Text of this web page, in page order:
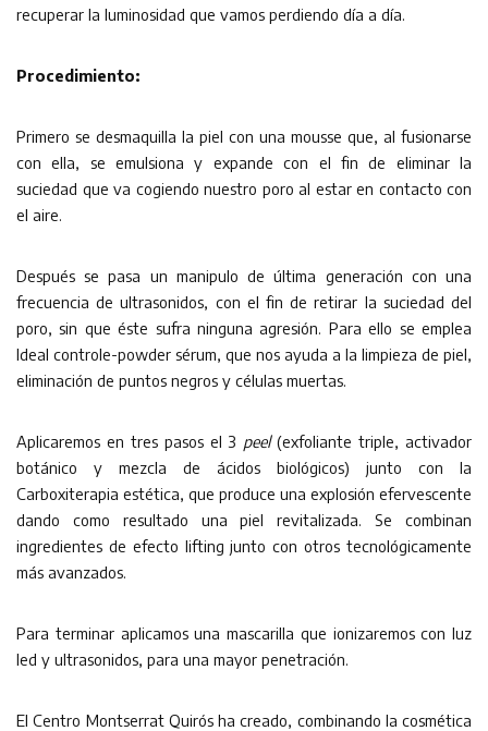
recuperar la luminosidad que vamos perdiendo día a día.
Procedimiento:
Primero se desmaquilla la piel con una mousse que, al fusionarse
con ella, se emulsiona y expande con el fin de eliminar la
suciedad que va cogiendo nuestro poro al estar en contacto con
el aire.
Después se pasa un manipulo de última generación con una
frecuencia de ultrasonidos, con el fin de retirar la suciedad del
poro, sin que éste sufra ninguna agresión. Para ello se emplea
Ideal controle-powder sérum, que nos ayuda a la limpieza de piel,
eliminación de puntos negros y células muertas.
Aplicaremos en tres pasos el 3 peel(exfoliante triple, activador
botánico y mezcla de ácidos biológicos) junto con la
Carboxiterapia estética, que produce una explosión efervescente
dando como resultado una piel revitalizada. Se combinan
ingredientes de efecto lifting junto con otros tecnológicamente
más avanzados.
Para terminar aplicamos una mascarilla que ionizaremos con luz
led y ultrasonidos, para una mayor penetración.
El Centro Montserrat Quirós ha creado, combinando la cosmética